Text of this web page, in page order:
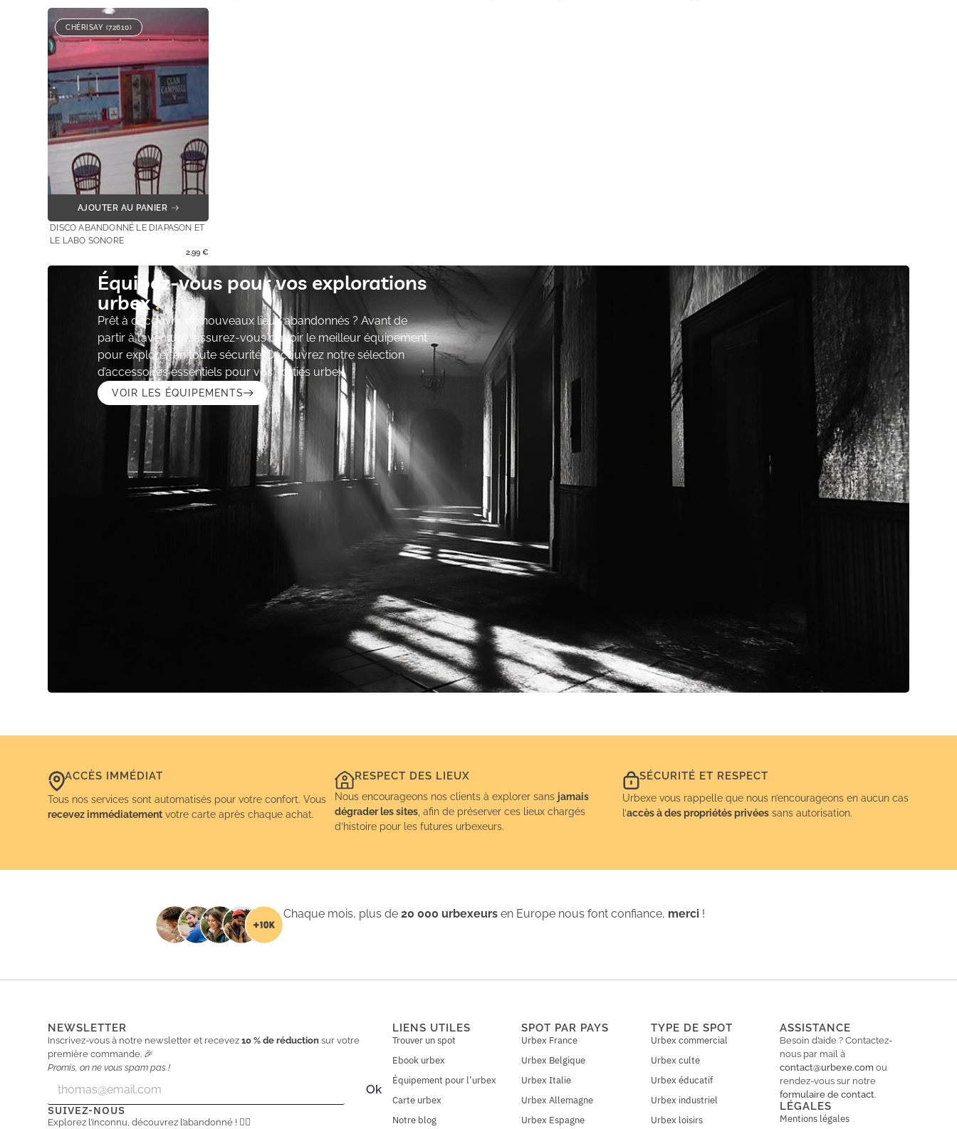
CHÉRISAY (72610)
AJOUTER AU PANIER
DISCO ABANDONNÉ LE DIAPASON ET
LE LABO SONORE
2,99€
Équipez-vous pour vos explorations
urbex
Prêt à découvrir de nouveaux lieux abandonnés ? Avant de
partir à l’aventure, assurez-vous d’avoir le meilleur équipement
pour explorer en toute sécurité. Découvrez notre sélection
d’accessoires essentiels pour vos sorties urbex.
VOIR LES ÉQUIPEMENTS
ACCÈS IMMÉDIAT
Tous nos services sont automatisés pour votre confort. Vous
recevez immédiatement votre carte après chaque achat.
RESPECT DES LIEUX
Nous encourageons nos clients à explorer sans jamais
dégrader les sites , afin de préserver ces lieux chargés
d’histoire pour les futures urbexeurs.
SÉCURITÉ ET RESPECT
Urbexe vous rappelle que nous n’encourageons en aucun cas
l’accès à des propriétés privéessans autorisation.
Chaque mois, plus de20 000 urbexeurs en Europe nous font confiance, merci !
NEWSLETTER
Inscrivez-vous à notre newsletter et recevez10 % de réduction sur votre
première commande. 🎉
Promis, on ne vous spam pas !
a
i
a
i
Ok
SUIVEZ-NOUS
Explorez l’inconnu, découvrez l’abandonné ! 🕵️‍♂️
LIENS UTILES
Trouver un spot
Ebook urbex
Équipement pour l’urbex
Carte urbex
Notre blog
SPOT PAR PAYS
Urbex France
Urbex Belgique
Urbex Italie
Urbex Allemagne
Urbex Espagne
TYPE DE SPOT
Urbex commercial
Urbex culte
Urbex éducatif
Urbex industriel
Urbex loisirs
ASSISTANCE
Besoin d’aide ? Contactez-
nous par mail à
contact@urbexe.com ou
rendez-vous sur notre
formulaire de contact.
LÉGALES
Mentions légales